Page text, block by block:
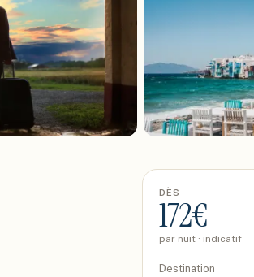
DÈS
172€
par nuit · indicatif
Destination